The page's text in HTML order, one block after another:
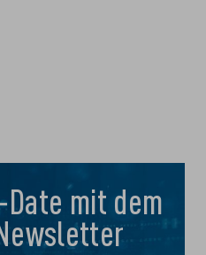
mit dem